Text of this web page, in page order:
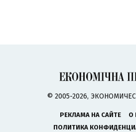
© 2005-2026,
РЕКЛАМА НА САЙТЕ
О
ПОЛИТИКА